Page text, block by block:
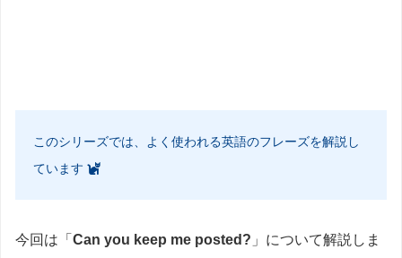
このシリーズでは、よく使われる英語のフレーズを解説し
ています
今回は「 Can you keep me posted? 」について解説しま